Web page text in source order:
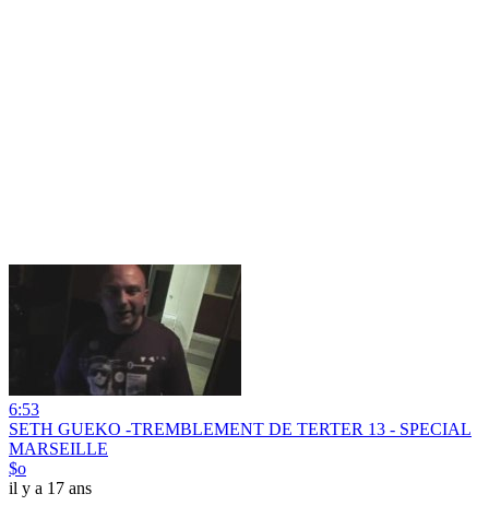
6:53
SETH GUEKO -TREMBLEMENT DE TERTER 13 - SPECIAL
MARSEILLE
$o
il y a 17 ans